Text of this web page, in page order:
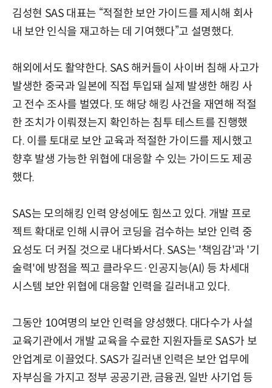
김성현 SAS 대표는 “적절한 보안 가이드를 제시해 회사
내 보안 인식을 재고하는 데 기여했다”고 설명했다.
해외에서도 활약한다. SAS 해커들이 사이버 침해 사고가
발생한 중국과 일본에 직접 투입돼 실제 발생한 해킹 사
고 전수 조사를 벌였다. 또 해당 해킹 사건을 재연해 적절
한 조치가 이뤄졌는지 확인하는 침투 테스트를 진행했
다. 이를 토대로 보안 교육과 적절한 가이드를 제시했고
향후 발생 가능한 위협에 대응할 수 있는 가이드도 제공
했다.
SAS는 모의해킹 인력 양성에도 힘쓰고 있다. 개발 프로
젝트 확대로 인해 시큐어 코딩을 검수하는 보안 인력 중
요성도 더 커질 것으로 내다봐서다. SAS는 '책임감'과 '기
술력'에 방점을 찍고 클라우드·인공지능(AI) 등 차세대
시스템 보안 위협에 대응할 인력을 길러내고 있다.
그동안 10여명의 보안 인력을 양성했다. 대다수가 사설
교육기관에서 개발 교육을 수료한 지원자들로 SAS가 보
안업계로 이끌었다. SAS가 길러낸 인력은 보안 업무에
자부심을 가지고 정부 공공기관, 금융권, 일반 사기업 등